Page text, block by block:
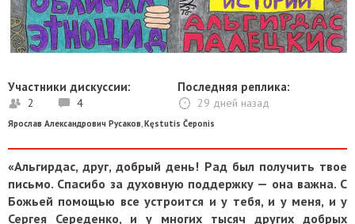
Участники дискуссии:
2 4
Последняя реплика:
29 дней назад
Ярослав Александрович Русаков Kęstutis Čeponis
«Альгирдас, друг, добрый день! Рад был получить твое
письмо. Спасибо за духовную поддержку — она важна. С
Божьей помощью все устроится и у тебя, и у меня, и у
Сергея Середенко, и у многих тысяч других добрых